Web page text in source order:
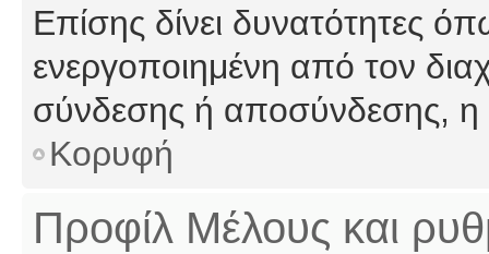
Επίσης δίνει δυνατότητες
ενεργοποιημένη από τον
σύνδεσης ή αποσύνδεσης, η
Κορυφή
Προφίλ Μέλους και